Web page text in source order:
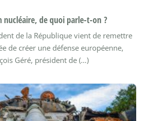
nucléaire, de quoi parle-t-on ?
de la République vient de remettre
de créer une défense européenne,
Géré, président de (…)